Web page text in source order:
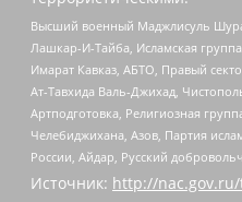
Высший военный Маджлисуль Шура
Лашкар-И-Тайба, Исламская
Имарат Кавказ, АБТО, Правый
Ат-Тавхида Валь-Джихад,
Артподготовка, Религиозная
Челебиджихана, Азов, Партия
России, Айдар, Русский
Источник: http://